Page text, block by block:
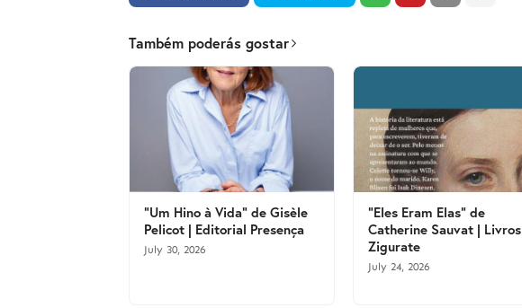
Também poderás gostar
"Um Hino à Vida" de Gisèle
Pelicot | Editorial Presença
July 30, 2026
"Eles Eram Elas" de
Catherine Sauvat | Livros
Zigurate
July 24, 2026